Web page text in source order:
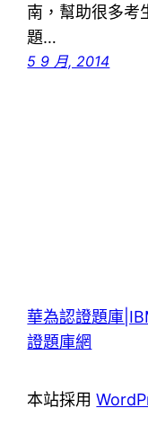
南，幫助很多考
題…
5 9 月, 2014
華為認證題庫
證題庫網
本站採用